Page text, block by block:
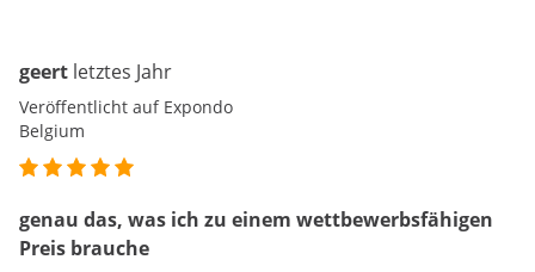
geert letztes Jahr
Veröffentlicht auf Expondo
Belgium
genau das, was ich zu einem wettbewerbsfähigen
Preis brauche